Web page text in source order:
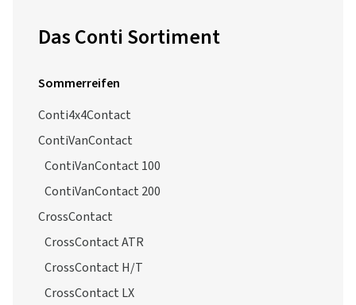
Das Conti Sortiment
Sommerreifen
Conti4x4Contact
ContiVanContact
ContiVanContact 100
ContiVanContact 200
CrossContact
CrossContact ATR
CrossContact H/T
CrossContact LX